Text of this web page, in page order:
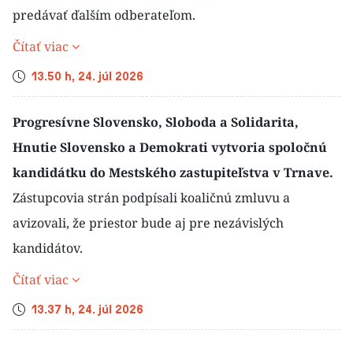
Čas
13.50 h, 24. júl 2026
predávať ďalším odberateľom.
Čítať viac
Čas
13.37 h, 24. júl 2026
Progresívne Slovensko, Sloboda a Solidarita,
Hnutie Slovensko a Demokrati vytvoria spoločnú
kandidátku do Mestského zastupiteľstva v Trnave.
Zástupcovia strán podpísali koaličnú zmluvu a
avizovali, že priestor bude aj pre nezávislých
kandidátov.
Čítať viac